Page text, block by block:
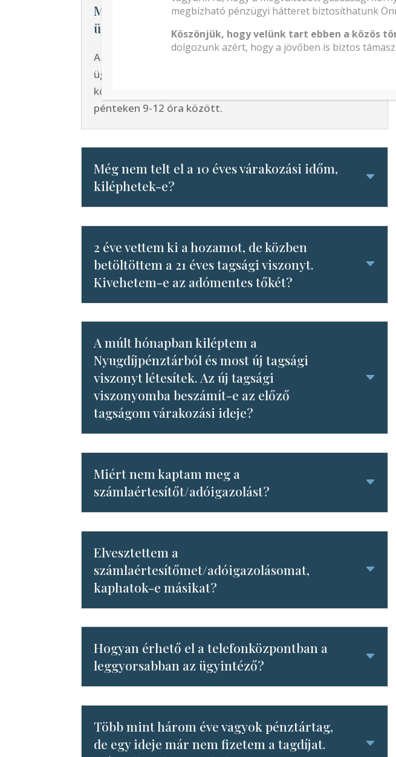
Mikor érhető el a telefonos
ügyfélszolgálat?
A telefonos ügyfélszolgálat a meghirdetett
ügyfélszolgálati időben érhető el: hétfőn 12-16 óra
között, kedden 8-12 óra között, szerdán 8-20 óra között,
pénteken 9-12 óra között.
Még nem telt el a 10 éves várakozási időm,
kiléphetek-e?
2 éve vettem ki a hozamot, de közben
betöltöttem a 21 éves tagsági viszonyt.
Kivehetem-e az adómentes tőkét?
A múlt hónapban kiléptem a
Nyugdíjpénztárból és most új tagsági
viszonyt létesítek. Az új tagsági
viszonyomba beszámít-e az előző
tagságom várakozási ideje?
Miért nem kaptam meg a
számlaértesítőt/adóigazolást?
Elvesztettem a
számlaértesítőmet/adóigazolásomat,
kaphatok-e másikat?
Hogyan érhető el a telefonközpontban a
leggyorsabban az ügyintéző?
Több mint három éve vagyok pénztártag,
de egy ideje már nem fizetem a tagdíjat.
megbízható pénzügyi hátteret biztosíthatunk
Köszönjük, hogy velünk tart ebben a közös
dolgozunk azért, hogy a jövőben is biztos